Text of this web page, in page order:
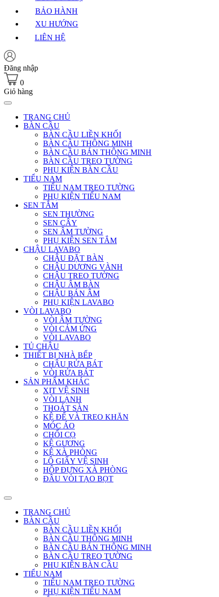
BẢO HÀNH
XU HƯỚNG
LIÊN HỆ
Đăng nhập
0
Giỏ hàng
TRANG CHỦ
BÀN CẦU
BÀN CẦU LIỀN KHỐI
BÀN CẦU THÔNG MINH
BÀN CẦU BÁN THÔNG MINH
BÀN CẦU TREO TƯỜNG
PHỤ KIỆN BÀN CẦU
TIỂU NAM
TIỂU NAM TREO TƯỜNG
PHỤ KIỆN TIỂU NAM
SEN TẮM
SEN THƯỜNG
SEN CÂY
SEN ÂM TƯỜNG
PHỤ KIỆN SEN TẮM
CHẬU LAVABO
CHẬU ĐẶT BÀN
CHẬU DƯƠNG VÀNH
CHẬU TREO TƯỜNG
CHẬU ÂM BÀN
CHẬU BÁN ÂM
PHỤ KIỆN LAVABO
VÒI LAVABO
VÒI ÂM TƯỜNG
VÒI CẢM ỨNG
VÒI LAVABO
TỦ CHẬU
THIẾT BỊ NHÀ BẾP
CHẬU RỬA BÁT
VÒI RỬA BÁT
SẢN PHẨM KHÁC
XỊT VỆ SINH
VÒI LẠNH
THOÁT SÀN
KỆ ĐỂ VÀ TREO KHĂN
MÓC ÁO
CHỔI CỌ
KỆ GƯƠNG
KỆ XÀ PHÒNG
LÔ GIẤY VỆ SINH
HỘP ĐỰNG XÀ PHÒNG
ĐẦU VÒI TẠO BỌT
TRANG CHỦ
BÀN CẦU
BÀN CẦU LIỀN KHỐI
BÀN CẦU THÔNG MINH
BÀN CẦU BÁN THÔNG MINH
BÀN CẦU TREO TƯỜNG
PHỤ KIỆN BÀN CẦU
TIỂU NAM
TIỂU NAM TREO TƯỜNG
PHỤ KIỆN TIỂU NAM